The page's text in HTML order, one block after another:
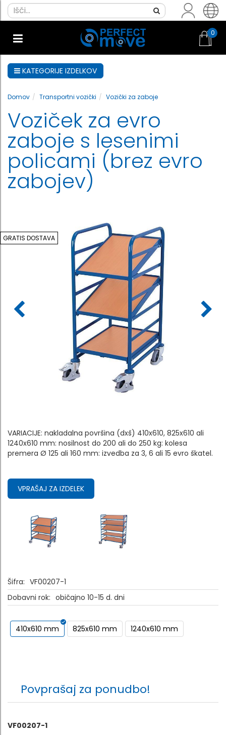
0
KATEGORIJE IZDELKOV
Domov Transportni vozički Vozički za zaboje
Voziček za evro
zaboje s lesenimi
policami (brez evro
zabojev)
GRATIS DOSTAVA
VARIACIJE: nakladalna površina (dxš) 410x610, 825x610 ali
1240x610 mm: nosilnost do 200 ali do 250 kg: kolesa
premera Ø 125 ali 160 mm: izvedba za 3, 6 ali 15 evro škatel.
VPRAŠAJ ZA IZDELEK
Šifra: VF00207-1
Dobavni rok: običajno 10-15 d. dni
410x610 mm 825x610 mm 1240x610 mm
Povprašaj za ponudbo!
VF00207-1